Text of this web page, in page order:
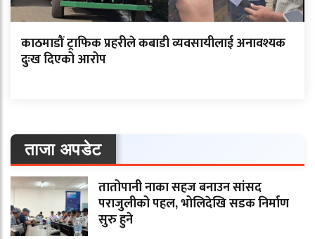
काठमाडौं ट्राफिक प्रहरीले कबाडी व्यवसायीलाई अनावश्यक
दुःख दिएको आरोप
ताजा अपडेट
तातोपानी नाका सहज बनाउन सांसद
पराजुलीको पहल, भोलिदेखि सडक निर्माण
सुरु हुने